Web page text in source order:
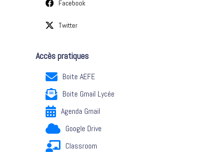
Facebook
Twitter
Accès pratiques
Boite AEFE
Boite Gmail Lycée
Agenda Gmail
Google Drive
Classroom